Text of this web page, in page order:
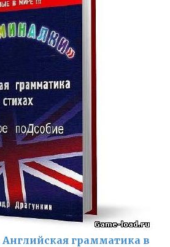
грамматика в